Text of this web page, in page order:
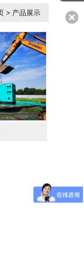
> 产品展示